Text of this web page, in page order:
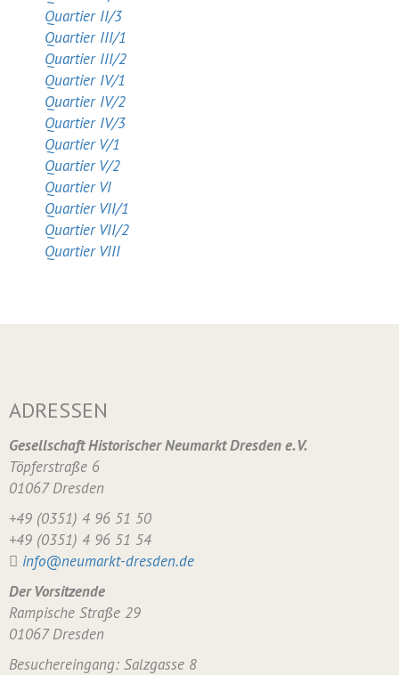
Quartier II/3
Quartier III/1
Quartier III/2
Quartier IV/1
Quartier IV/2
Quartier IV/3
Quartier V/1
Quartier V/2
Quartier VI
Quartier VII/1
Quartier VII/2
Quartier VIII
ADRESSEN
Gesellschaft Historischer Neumarkt Dresden e. V.
Töpferstraße 6
01067 Dresden
+49 (0351) 4 96 51 50
+49 (0351) 4 96 51 54
info@neumarkt-dresden.de
Der Vorsitzende
Rampische Straße 29
01067 Dresden
Besuchereingang: Salzgasse 8